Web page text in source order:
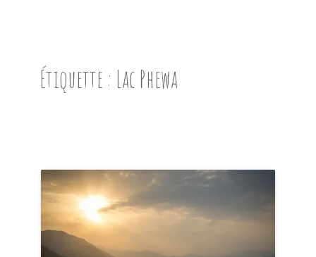
PRÉSENTATION
EN IMAGES
NOS BONNES ADRESSES
Étiquette : Lac Phewa